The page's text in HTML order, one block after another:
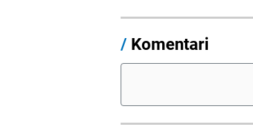
/ Komentari